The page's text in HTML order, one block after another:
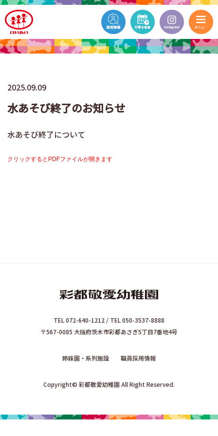
2025.09.09
水あそび終了のお知らせ
水あそび終了について
クリックするとPDFファイルが開きます
TEL 072-640-1212 / TEL 050-3537-8888
〒567-0085 大阪府茨木市彩都あさぎ5丁目7番地4号
姉妹園・系列施設 職員採用情報
Copyright© 彩都敬愛幼稚園 All Right Reserved.